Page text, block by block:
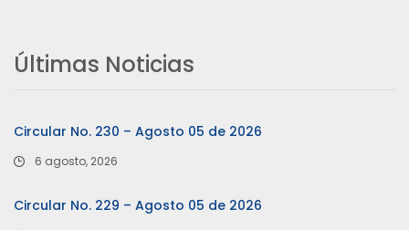
Últimas Noticias
Circular No. 230 – Agosto 05 de 2026
6 agosto, 2026
Circular No. 229 – Agosto 05 de 2026